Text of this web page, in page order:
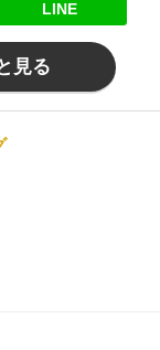
LINE
見る